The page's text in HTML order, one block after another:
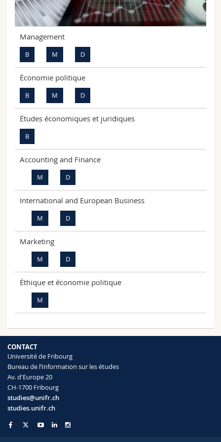
Sciences et médecine
Interfacultaire
Collaborateurs
Doctorants
Webmail
Programme des cours
MyUnifr
Management
B M D
Économie politique
B M D
Études économiques et juridiques
B
Accounting and Finance
M D
International and European Business
M D
Marketing
M D
Éthique et économie politique
M
CONTACT
Université de Fribourg
Bureau de l’Information sur les études
Av. d'Europe 20
CH-1700 Fribourg
studies@unifr.ch
studies.unifr.ch